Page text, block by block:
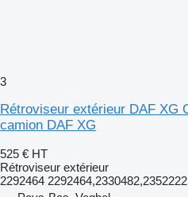
3
Rétroviseur extérieur DAF XG
camion DAF XG
525 € HT
Rétroviseur extérieur
2292464 2292464,2330482,2352222